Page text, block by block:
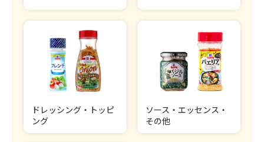
ドレッシング・トッピ
ング
ソース・エッセンス・
その他